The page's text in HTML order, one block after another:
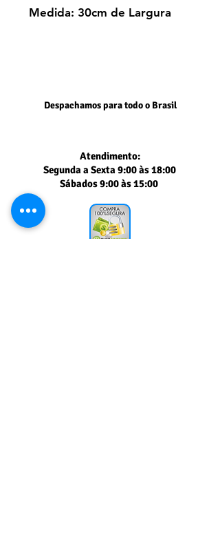
Medida: 30cm de Largura
Despachamos para todo o Brasil
Atendimento:
Segunda a Sexta 9:00 às 18:00
Sábados 9:00 às 15:00